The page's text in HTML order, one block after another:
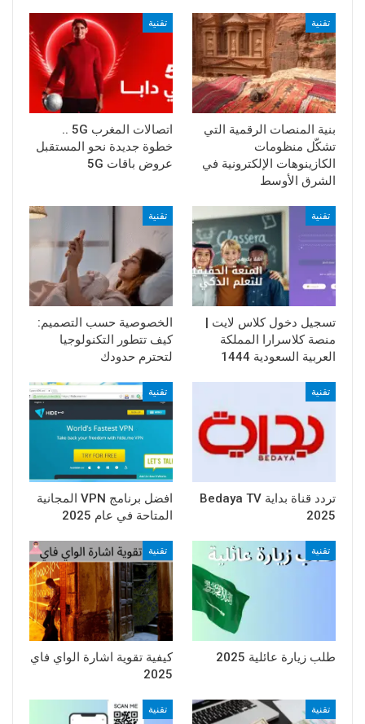
تقنية
بنية المنصات الرقمية التي
تشكّل منظومات
الكازينوهات الإلكترونية في
الشرق الأوسط
تقنية
اتصالات المغرب 5G ..
خطوة جديدة نحو المستقبل
عروض باقات 5G
تقنية
تسجيل دخول كلاس لايت |
منصة كلاسرارا المملكة
العربية السعودية 1444
تقنية
الخصوصية حسب التصميم:
كيف تتطور التكنولوجيا
لتحترم حدودك
تقنية
تردد قناة بداية Bedaya TV
2025
تقنية
افضل برنامج VPN المجانية
المتاحة في عام 2025
تقنية
طلب زيارة عائلية 2025
تقنية
كيفية تقوية اشارة الواي فاي
2025
تقنية تقنية